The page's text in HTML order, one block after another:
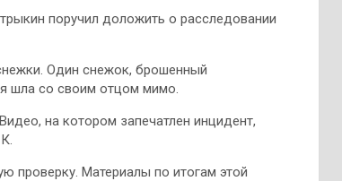
поручил доложить о расследовании
Один снежок, брошенный
шла со своим отцом мимо.
на котором запечатлен инцидент,
проверку. Материалы по итогам этой